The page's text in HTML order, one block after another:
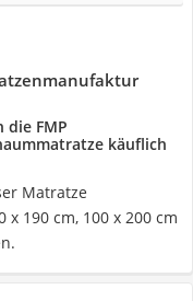
die FMP
käuflich
Matratze
190 cm, 100 x 200 cm